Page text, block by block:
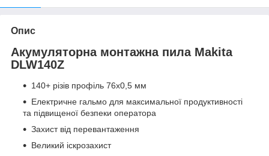
Опис
Акумуляторна монтажна пила Makita
DLW140Z
140+ різів профіль 76х0,5 мм
Електричне гальмо для максимальної продуктивності
та підвищеної безпеки оператора
Захист від перевантаження
Великий іскрозахист